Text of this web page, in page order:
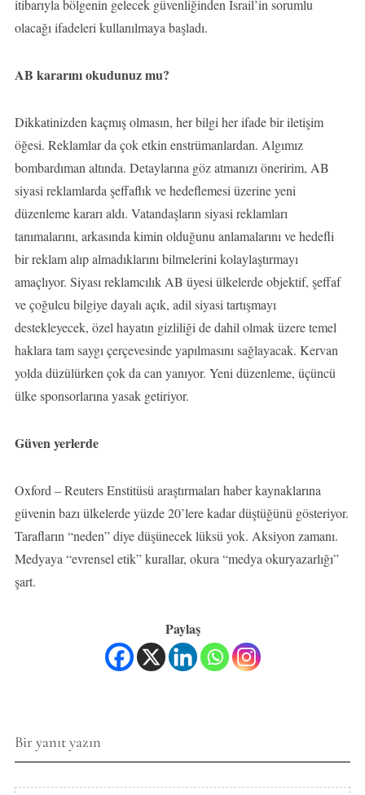
itibarıyla bölgenin gelecek güvenliğinden İsrail’in sorumlu
olacağı ifadeleri kullanılmaya başladı.
AB kararını okudunuz mu?
Dikkatinizden kaçmış olmasın, her bilgi her ifade bir iletişim
öğesi. Reklamlar da çok etkin enstrümanlardan. Algımız
bombardıman altında. Detaylarına göz atmanızı öneririm, AB
siyasi reklamlarda şeffaflık ve hedeflemesi üzerine yeni
düzenleme kararı aldı. Vatandaşların siyasi reklamları
tanımalarını, arkasında kimin olduğunu anlamalarını ve hedefli
bir reklam alıp almadıklarını bilmelerini kolaylaştırmayı
amaçlıyor. Siyası reklamcılık AB üyesi ülkelerde objektif, şeffaf
ve çoğulcu bilgiye dayalı açık, adil siyasi tartışmayı
destekleyecek, özel hayatın gizliliği de dahil olmak üzere temel
haklara tam saygı çerçevesinde yapılmasını sağlayacak. Kervan
yolda düzülürken çok da can yanıyor. Yeni düzenleme, üçüncü
ülke sponsorlarına yasak getiriyor.
Güven yerlerde
Oxford – Reuters Enstitüsü araştırmaları haber kaynaklarına
güvenin bazı ülkelerde yüzde 20’lere kadar düştüğünü gösteriyor.
Tarafların “neden” diye düşünecek lüksü yok. Aksiyon zamanı.
Medyaya “evrensel etik” kurallar, okura “medya okuryazarlığı”
şart.
Paylaş
Bir yanıt yazın